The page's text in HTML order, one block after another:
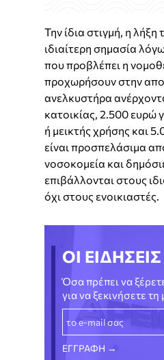
Την ίδια στιγμή, η
ιδιαίτερη σημασία
που προβλέπει η
προχωρήσουν στην
ανελκυστήρα
κατοικίας, 2.500 ευρώ
ή μεικτής χρήσης και
είναι προσπελάσιμα
νοσοκομεία και
επιβάλλονται στους
όχι στους ενοικιαστές.
ΟΙ
Όσα πρέπει να
για να ξεκινήσετε